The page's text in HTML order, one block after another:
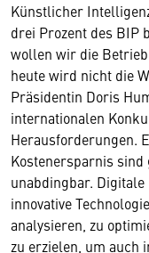
Künstlicher
drei Prozent des BIP
wollen wir die
heute wird nicht die
Präsidentin Doris
internationalen
Herausforderungen.
Kostenersparnis
unabdingbar.
innovative
analysieren, zu
zu erzielen, um auch